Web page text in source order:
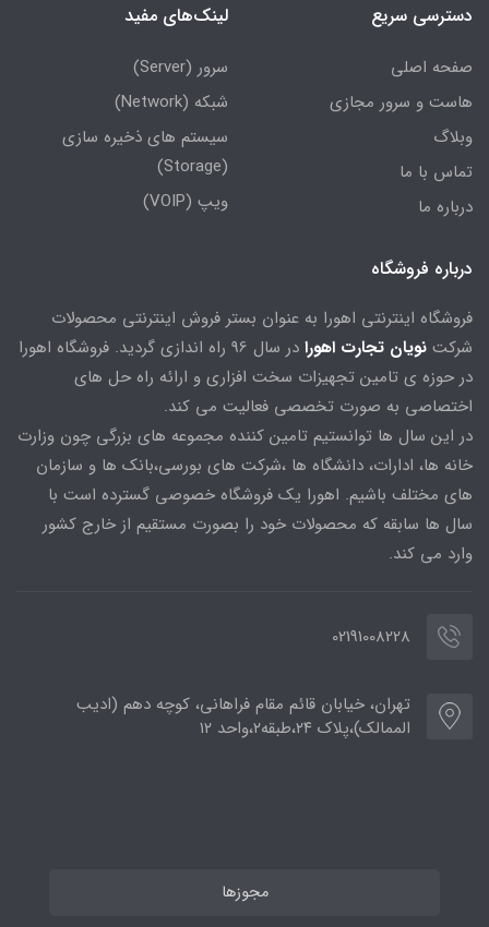
دسترسی سریع
صفحه اصلی
هاست و سرور مجازی
وبلاگ
تماس با ما
درباره ما
لینک‌های مفید
سرور (Server)
شبکه (Network)
سیستم های ذخیره سازی
(Storage)
ویپ (VOIP)
درباره فروشگاه
فروشگاه اینترنتی اهورا به عنوان بستر فروش اینترنتی محصولات
شرکت نویان تجارت اهورا
در سال 96 راه اندازی گردید. فروشگاه اهورا
در حوزه ی تامین تجهیزات سخت افزاری و ارائه راه حل های
اختصاصی به صورت تخصصی فعالیت می کند.
در این سال ها توانستیم تامین کننده مجموعه های بزرگی چون وزارت
خانه ها، ادارات، دانشگاه ها ،شرکت های بورسی،بانک ها و سازمان
های مختلف باشیم. اهورا یک فروشگاه خصوصی گسترده است با
سال ها سابقه که محصولات خود را بصورت مستقیم از خارج کشور
وارد می کند.
02191008228
تهران، خیابان قائم مقام فراهانی، کوچه دهم (ادیب
الممالک)،پلاک ۲۴،طبقه۲،واحد ۱۲
مجوزها